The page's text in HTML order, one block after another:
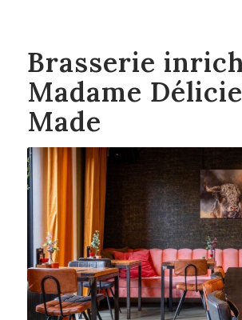
Brasserie
Madame
Made